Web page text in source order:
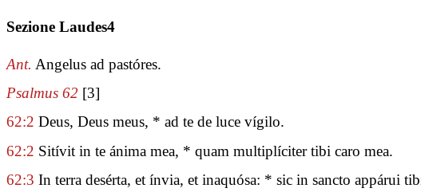
Sezione Laudes4
Ant. Angelus ad pastóres.
Psalmus 62 [3]
62:2 Deus, Deus meus, * ad te de luce vígilo.
62:2 Sitívit in te ánima mea, * quam multiplíciter tibi caro mea.
62:3 In terra desérta, et ínvia, et inaquósa: * sic in sancto appárui